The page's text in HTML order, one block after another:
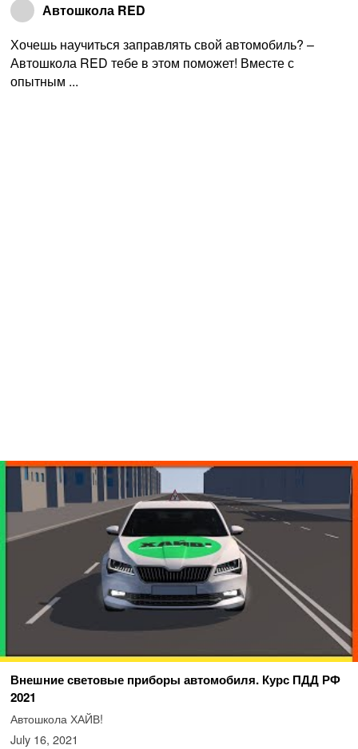
Автошкола RED
Хочешь научиться заправлять свой автомобиль? –
Автошкола RED тебе в этом поможет! Вместе с
опытным ...
Внешние световые приборы автомобиля. Курс ПДД РФ
2021
Автошкола ХАЙВ!
July 16, 2021